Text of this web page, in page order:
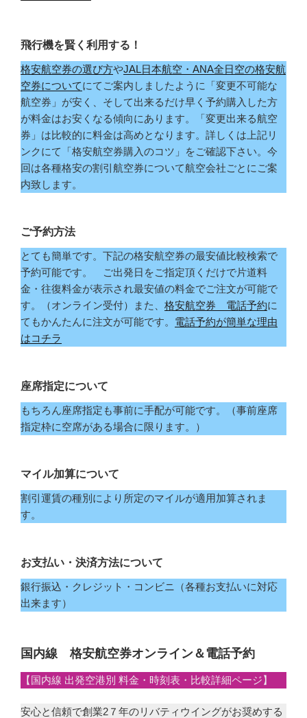
飛行機を賢く利用する！
格安航空券の選び方やJAL日本航空・ANA全日空の格安航
空券についてにてご案内しましたように「変更不可能な
航空券」が安く、そして出来るだけ早く予約購入した方
が料金はお安くなる傾向にあります。「変更出来る航空
券」は比較的に料金は高めとなります。詳しくは上記リ
ンクにて「格安航空券購入のコツ」をご確認下さい。今
回は各種格安の割引航空券について航空会社ごとにご案
内致します。
ご予約方法
とても簡単です。下記の格安航空券の最安値比較検索で
予約可能です。 ご出発日をご指定頂くだけで片道料
金・往復料金が表示され最安値の料金でご注文が可能で
す。（オンライン受付）また、 格安航空券 電話予約に
てもかんたんに注文が可能です。 電話予約が簡単な理由
はコチラ
座席指定について
もちろん座席指定も事前に手配が可能です。（事前座席
指定枠に空席がある場合に限ります。）
マイル加算について
割引運賃の種別により所定のマイルが適用加算されま
す。
お支払い・決済方法について
銀行振込・クレジット・コンビニ（各種お支払いに対応
出来ます）
国内線 格安航空券オンライン＆電話予約
【国内線 出発空港別 料金・時刻表・比較詳細ページ】
安心と信頼で創業2７年のリバティウイングがお奨めする